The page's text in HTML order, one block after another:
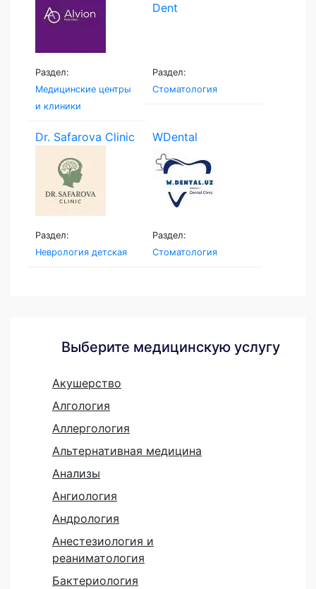
Раздел:
Медицинские центры
и клиники
Раздел:
Стоматология
Dr. Safarova Clinic
Раздел:
Неврология детская
WDental
Раздел:
Стоматология
Выберите медицинскую услугу
Акушерство
Алгология
Аллергология
Альтернативная медицина
Анализы
Ангиология
Андрология
Анестезиология и
реаниматология
Бактериология